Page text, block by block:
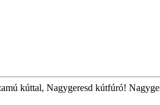
kúttal, Nagygeresd kútfúró!